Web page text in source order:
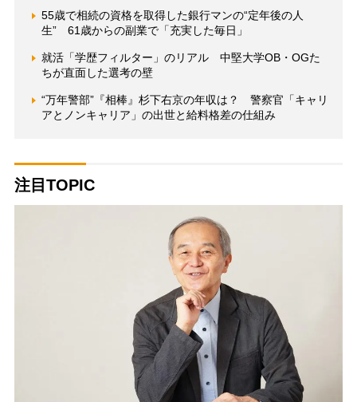
55歳で相続の資格を取得した銀行マンの“定年後の人
生” 61歳からの副業で「充実した毎日」
就活「学歴フィルター」のリアル 中堅大学OB・OGた
ちが直面した選考の壁
“万年警部”『相棒』杉下右京の年収は？ 警察官「キャリ
アとノンキャリア」の出世と給料格差の仕組み
注目TOPIC